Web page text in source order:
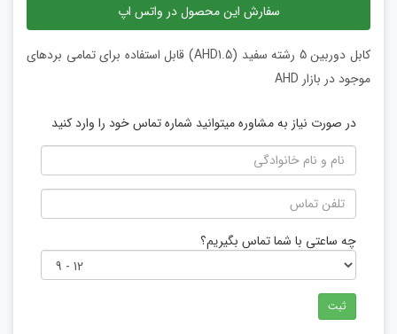
سفارش این محصول در واتس اپ
کابل دوربین 5 رشته سفید (AHD1.5) قابل استفاده برای تمامی بردهای
موجود در بازار AHD
در صورت نیاز به مشاوره میتوانید شماره تماس خود را وارد کنید
چه ساعتی با شما تماس بگیریم؟
ثبت